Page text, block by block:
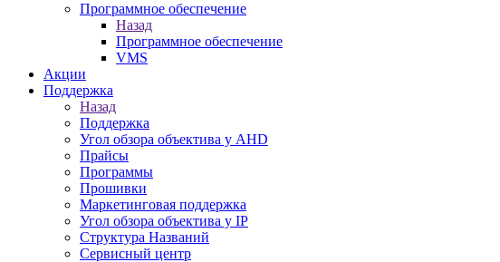
Программное обеспечение
Назад
Программное обеспечение
VMS
Акции
Поддержка
Назад
Поддержка
Угол обзора объектива у AHD
Прайсы
Программы
Прошивки
Маркетинговая поддержка
Угол обзора объектива у IP
Структура Названий
Сервисный центр